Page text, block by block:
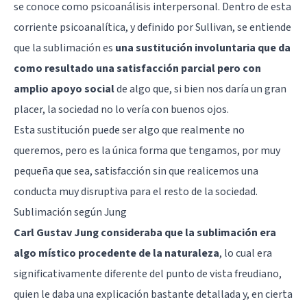
se conoce como psicoanálisis interpersonal. Dentro de esta
corriente psicoanalítica, y definido por Sullivan, se entiende
que la sublimación es una sustitución involuntaria que da
como resultado una satisfacción parcial pero con
amplio apoyo socialde algo que, si bien nos daría un gran
placer, la sociedad no lo vería con buenos ojos.
Esta sustitución puede ser algo que realmente no
queremos, pero es la única forma que tengamos, por muy
pequeña que sea, satisfacción sin que realicemos una
conducta muy disruptiva para el resto de la sociedad.
Sublimación según Jung
Carl Gustav Jung consideraba que la sublimación era
algo místico procedente de la naturaleza, lo cual era
significativamente diferente del punto de vista freudiano,
quien le daba una explicación bastante detallada y, en cierta